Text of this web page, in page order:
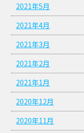
2021年5月
2021年4月
2021年3月
2021年2月
2021年1月
2020年12月
2020年11月